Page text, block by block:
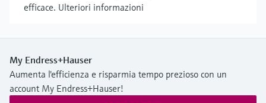
efficace. Ulteriori informazioni
My Endress+Hauser
Aumenta l'efficienza e risparmia tempo prezioso con un
account My Endress+Hauser!